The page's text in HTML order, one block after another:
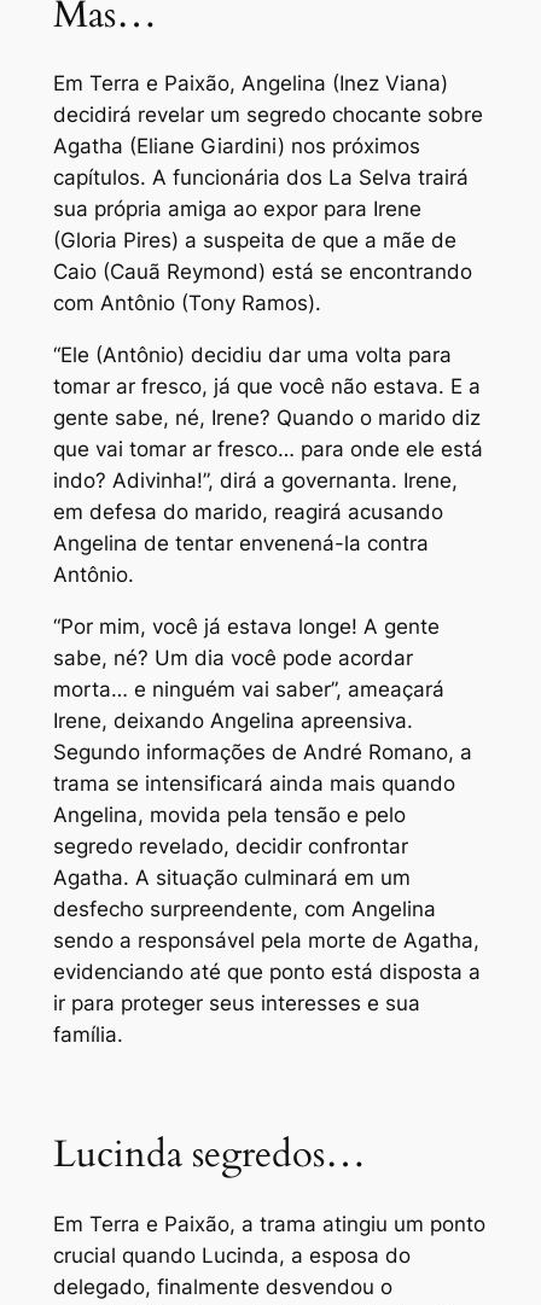
Mas…
Em Terra e Paixão, Angelina (Inez Viana)
decidirá revelar um segredo chocante sobre
Agatha (Eliane Giardini) nos próximos
capítulos. A funcionária dos La Selva trairá
sua própria amiga ao expor para Irene
(Gloria Pires) a suspeita de que a mãe de
Caio (Cauã Reymond) está se encontrando
com Antônio (Tony Ramos).
“Ele (Antônio) decidiu dar uma volta para
tomar ar fresco, já que você não estava. E a
gente sabe, né, Irene? Quando o marido diz
que vai tomar ar fresco… para onde ele está
indo? Adivinha!”, dirá a governanta. Irene,
em defesa do marido, reagirá acusando
Angelina de tentar envenená-la contra
Antônio.
“Por mim, você já estava longe! A gente
sabe, né? Um dia você pode acordar
morta… e ninguém vai saber”, ameaçará
Irene, deixando Angelina apreensiva.
Segundo informações de André Romano, a
trama se intensificará ainda mais quando
Angelina, movida pela tensão e pelo
segredo revelado, decidir confrontar
Agatha. A situação culminará em um
desfecho surpreendente, com Angelina
sendo a responsável pela morte de Agatha,
evidenciando até que ponto está disposta a
ir para proteger seus interesses e sua
família.
Lucinda segredos…
Em Terra e Paixão, a trama atingiu um ponto
crucial quando Lucinda, a esposa do
delegado, finalmente desvendou o